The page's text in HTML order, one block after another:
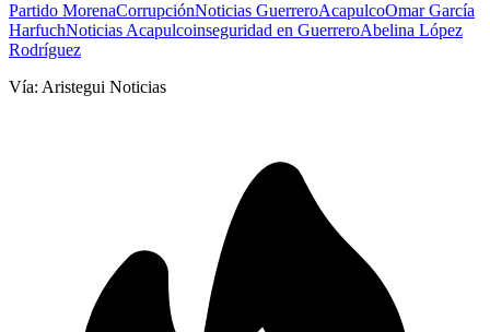
Partido MorenaCorrupciónNoticias GuerreroAcapulcoOmar García
HarfuchNoticias Acapulcoinseguridad en GuerreroAbelina López
Rodríguez
Vía: Aristegui Noticias